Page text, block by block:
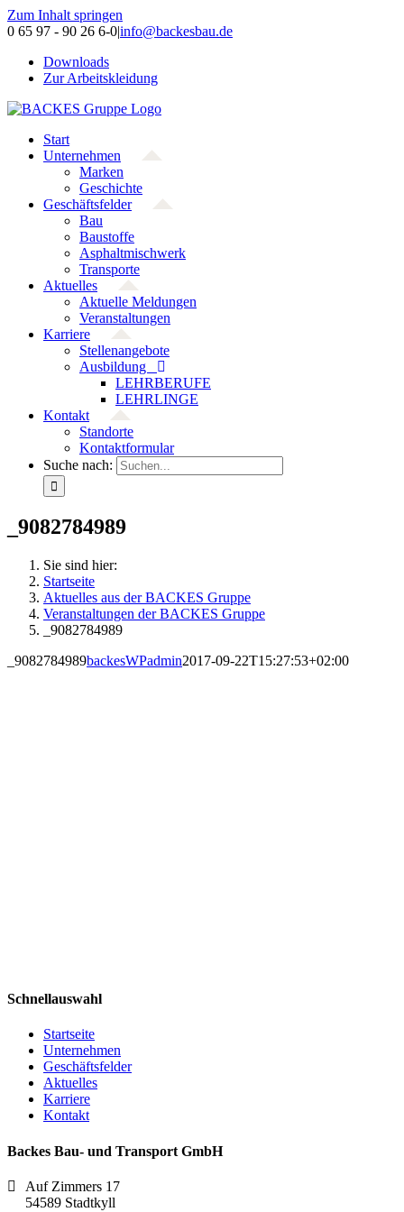
Zum Inhalt springen
0 65 97 - 90 26 6-0|info@backesbau.de
Downloads
Zur Arbeitskleidung
Start
Unternehmen
Marken
Geschichte
Geschäftsfelder
Bau
Baustoffe
Asphaltmischwerk
Transporte
Aktuelles
Aktuelle Meldungen
Veranstaltungen
Karriere
Stellenangebote
Ausbildung
LEHRBERUFE
LEHRLINGE
Kontakt
Standorte
Kontaktformular
Suche nach:
_9082784989
Sie sind hier:
Startseite
Aktuelles aus der BACKES Gruppe
Veranstaltungen der BACKES Gruppe
_9082784989
_9082784989backesWPadmin2017-09-22T15:27:53+02:00
Schnellauswahl
Startseite
Unternehmen
Geschäftsfelder
Aktuelles
Karriere
Kontakt
Backes Bau- und Transport GmbH
Auf Zimmers 17
54589 Stadtkyll